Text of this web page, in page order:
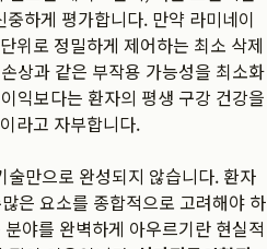
하게 평가합니다. 만약 라미네이
위로 정밀하게 제어하는 최소 삭제
상과 같은 부작용 가능성을 최소화
익보다는 환자의 평생 구강 건강을
라고 자부합니다.
만으로 완성되지 않습니다. 환자
은 요소를 종합적으로 고려해야 하
야를 완벽하게 아우르기란 현실적